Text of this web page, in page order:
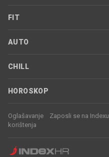
FIT
AUTO
CHILL
HOROSKOP
Oglašavanje Zaposli se na Indexu
korištenja